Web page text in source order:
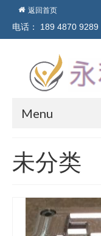
返回首页
电话： 189 4870
Menu
产品展示
公司新闻
客户反馈
未分类